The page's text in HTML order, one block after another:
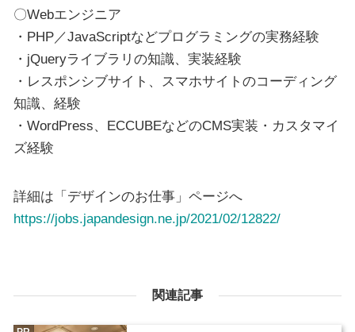
〇Webエンジニア
・PHP／JavaScriptなどプログラミングの実務経験
・jQueryライブラリの知識、実装経験
・レスポンシブサイト、スマホサイトのコーディング
知識、経験
・WordPress、ECCUBEなどのCMS実装・カスタマイ
ズ経験
詳細は「デザインのお仕事」ページへ
https://jobs.japandesign.ne.jp/2021/02/12822/
関連記事